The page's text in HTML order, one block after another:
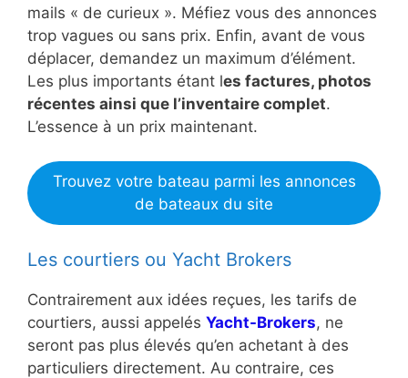
mails « de curieux ». Méfiez vous des annonces
trop vagues ou sans prix. Enfin, avant de vous
déplacer, demandez un maximum d’élément.
Les plus importants étant les factures, photos
récentes ainsi que l’inventaire complet.
L’essence à un prix maintenant.
Trouvez votre bateau parmi les annonces
de bateaux du site
Les courtiers ou Yacht Brokers
Contrairement aux idées reçues, les tarifs de
courtiers, aussi appelés Yacht-Brokers, ne
seront pas plus élevés qu’en achetant à des
particuliers directement. Au contraire, ces